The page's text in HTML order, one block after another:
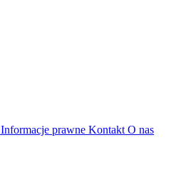
Informacje prawne Kontakt O nas